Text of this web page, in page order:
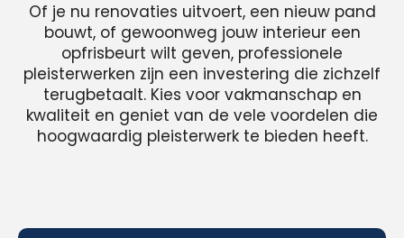
Of je nu renovaties uitvoert, een nieuw pand
bouwt, of gewoonweg jouw interieur een
opfrisbeurt wilt geven, professionele
pleisterwerken zijn een investering die zichzelf
terugbetaalt. Kies voor vakmanschap en
kwaliteit en geniet van de vele voordelen die
hoogwaardig pleisterwerk te bieden heeft.